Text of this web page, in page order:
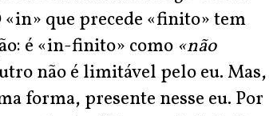
«in» que precede «finito» tem
é «in-finito» como «não
não é limitável pelo eu. Mas,
forma, presente nesse eu. Por